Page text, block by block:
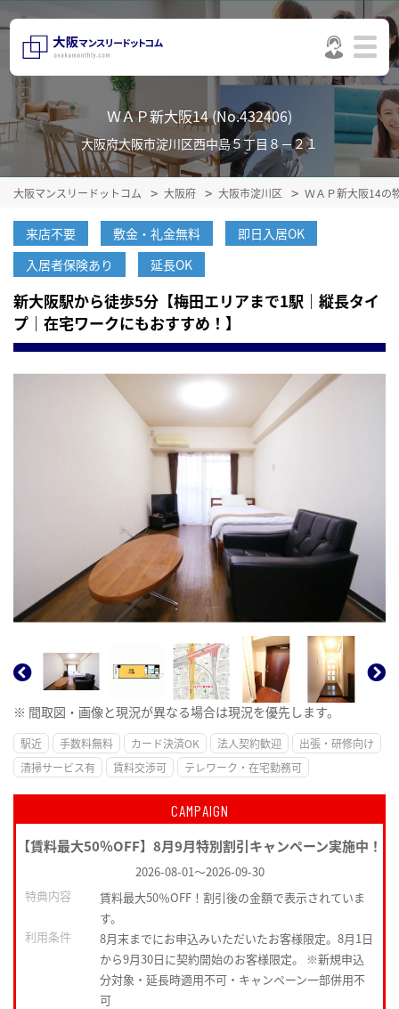
ＷＡＰ新大阪14 (No.432406)
大阪府大阪市淀川区西中島５丁目８－２１
大阪マンスリードットコム 大阪府 大阪市淀川区 ＷＡＰ新大阪14の
来店不要 敷金・礼金無料
即日入居OK
入居者保険あり
延長OK
新大阪駅から徒歩5分【梅田エリアまで1駅｜縦長タイ
プ｜在宅ワークにもおすすめ！】
※ 間取図・画像と現況が異なる場合は現況を優先します。
駅近 手数料無料 カード決済OK 法人契約歓迎
出張・研修向け
清掃サービス有
賃料交渉可 テレワーク・在宅勤務可
CAMPAIGN
【賃料最大50％OFF】8月9月特別割引キャンペーン実施中！
2026-08-01～2026-09-30
特典内容
賃料最大50％OFF！割引後の金額で表示されていま
す。
利用条件
8月末までにお申込みいただいたお客様限定。8月1日
から9月30日に契約開始のお客様限定。 ※新規申込
分対象・延長時適用不可・キャンペーン一部併用不
可